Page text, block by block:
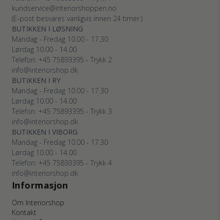
kundservice@interiorshoppen.no
(E-post besvares vanligvis innen 24 timer.)
BUTIKKEN I LØSNING
Mandag - Fredag 10.00 - 17.30
Lørdag 10.00 - 14.00
Telefon: +45 75893395 - Trykk 2
info@interiorshop.dk
BUTIKKEN I RY
Mandag - Fredag 10.00 - 17.30
Lørdag 10.00 - 14.00
Telefon: +45 75893395 - Trykk 3
info@interiorshop.dk
BUTIKKEN I VIBORG
Mandag - Fredag 10.00 - 17.30
Lørdag 10.00 - 14.00
Telefon: +45 75893395 - Trykk 4
info@interiorshop.dk
Informasjon
Om Interiorshop
Kontakt